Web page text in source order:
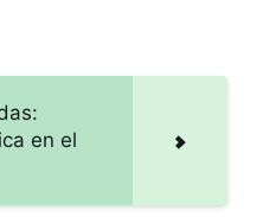
en el